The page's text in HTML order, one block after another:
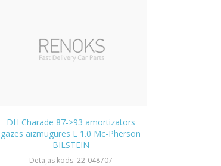
DH Charade 87->93 amortizators
gāzes aizmugures L 1.0 Mc-Pherson
BILSTEIN
Detaļas kods: 22-048707